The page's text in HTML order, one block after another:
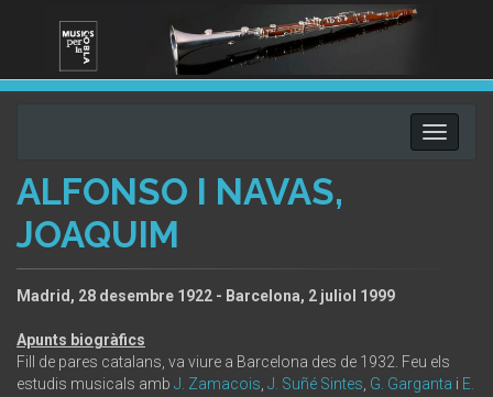
Toggle
ALFONSO I NAVAS,
JOAQUIM
Madrid, 28 desembre 1922 - Barcelona, 2 juliol 1999
Apunts biogràfics
Fill de pares catalans, va viure a Barcelona des de 1932. Feu els
estudis musicals amb J. Zamacois J. Suñé Sintes G. Garganta i E.